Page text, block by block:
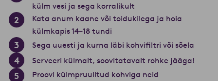
külm vesi ja sega korralikult
Kata anum kaane või toidukilega ja hoia
külmkapis 14–18 tundi
Sega uuesti ja kurna läbi kohvifiltri või sõela
Serveeri külmalt, soovitatavalt rohke jääga!
Proovi külmpruulitud kohviga neid